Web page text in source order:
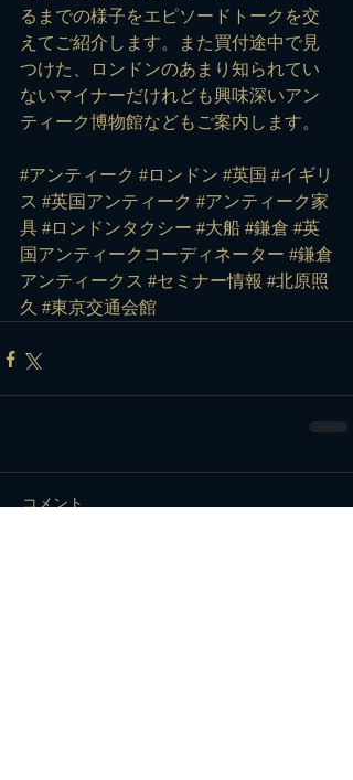
るまでの様子をエピソードトークを交
えてご紹介します。また買付途中で見
つけた、ロンドンのあまり知られてい
ないマイナーだけれども興味深いアン
ティーク博物館などもご案内します。
#アンティーク #ロンドン #英国 #イギリ
ス #英国アンティーク #アンティーク家
具 #ロンドンタクシー #大船 #鎌倉 #英
国アンティークコーディネーター #鎌倉
アンティークス #セミナー情報 #北原照
久 #東京交通会館
コメント